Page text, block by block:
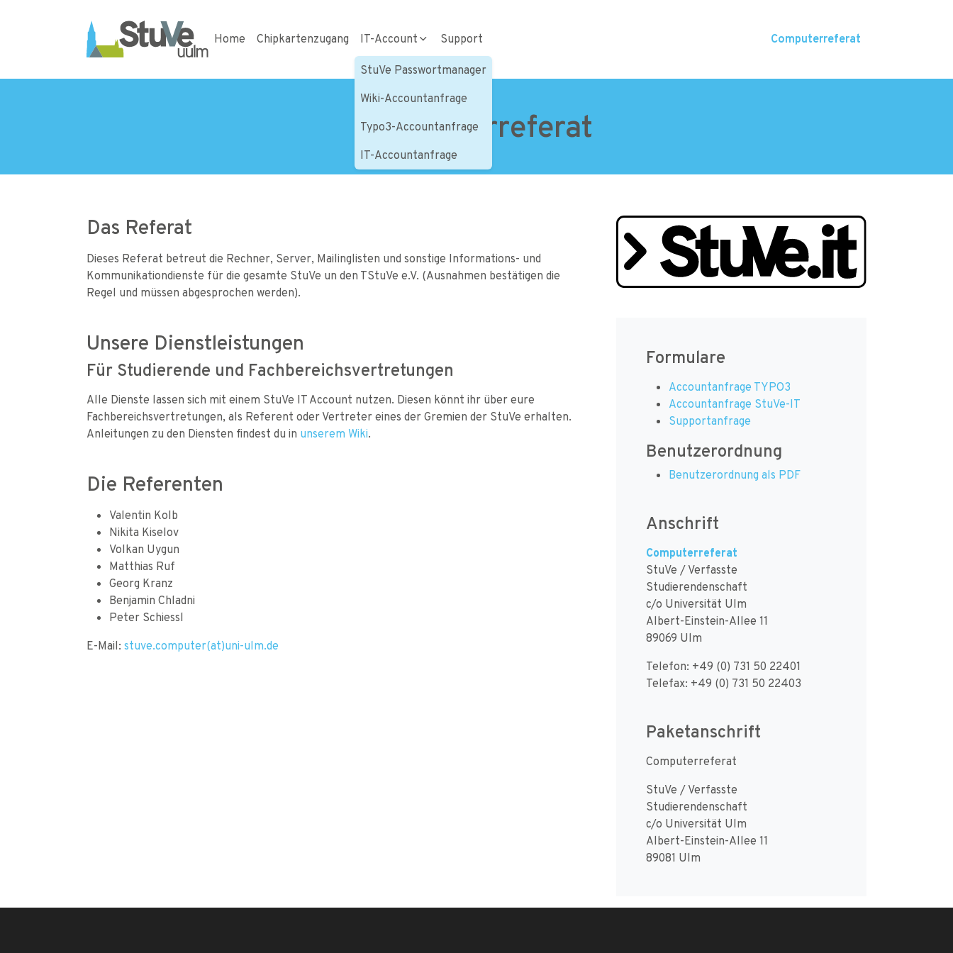
Home Chipkartenzugang IT-Account
StuVe Passwortmanager
Wiki-Accountanfrage
Typo3-Accountanfrage
IT-Accountanfrage
Support Computerreferat
Computerreferat
Das Referat
Dieses Referat betreut die Rechner, Server, Mailinglisten und sonstige Informations- und
Kommunikationdienste für die gesamte StuVe un den TStuVe e.V. (Ausnahmen bestätigen die
Regel und müssen abgesprochen werden).
Unsere Dienstleistungen
Für Studierende und Fachbereichsvertretungen
Alle Dienste lassen sich mit einem StuVe IT Account nutzen. Diesen könnt ihr über eure
Fachbereichsvertretungen, als Referent oder Vertreter eines der Gremien der StuVe erhalten.
Anleitungen zu den Diensten findest du in unserem Wiki.
Die Referenten
Valentin Kolb
Nikita Kiselov
Volkan Uygun
Matthias Ruf
Georg Kranz
Benjamin Chladni
Peter Schiessl
E-Mail: stuve.computer(at)uni-ulm.de
Formulare
Accountanfrage TYPO3
Accountanfrage StuVe-IT
Supportanfrage
Benutzerordnung
Benutzerordnung als PDF
Anschrift
Computerreferat
StuVe / Verfasste
Studierendenschaft
c/o Universität Ulm
Albert-Einstein-Allee 11
89069 Ulm
Telefon: +49 (0) 731 50 22401
Telefax: +49 (0) 731 50 22403
Paketanschrift
Computerreferat
StuVe / Verfasste
Studierendenschaft
c/o Universität Ulm
Albert-Einstein-Allee 11
89081 Ulm